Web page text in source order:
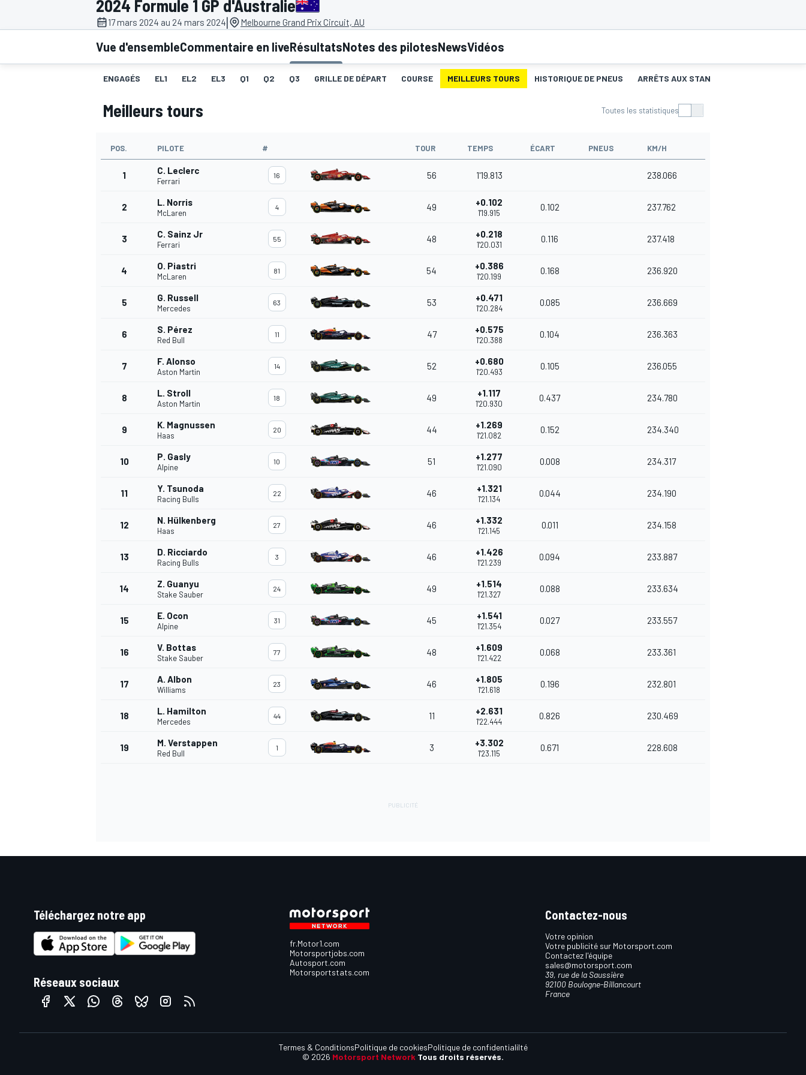
2024 Formule 1 GP d'Australie
17 mars 2024 au 24 mars 2024| Melbourne Grand Prix Circuit, AU
Vue d'ensembleCommentaire en liveRésultatsNotes des pilotesNewsVidéos
ENGAGÉS EL1 EL2 EL3 Q1 Q2 Q3 GRILLE DE DÉPART COURSE MEILLEURS TOURS HISTORIQUE DE PNEUS ARRÊTS AUX STANDS
Meilleurs tours Toutes les statistiques
POS. PILOTE # TOUR TEMPS ÉCART PNEUS KM/H
1 C. Leclerc
Ferrari
16 56 1'19.813 238.066
2 L. Norris
McLaren
4 49 +0.102
1'19.915
0.102 237.762
3 C. Sainz Jr
Ferrari
55 48 +0.218
1'20.031
0.116 237.418
4 O. Piastri
McLaren
81 54 +0.386
1'20.199
0.168 236.920
5 G. Russell
Mercedes
63 53 +0.471
1'20.284
0.085 236.669
6 S. Pérez
Red Bull
11 47 +0.575
1'20.388
0.104 236.363
7 F. Alonso
Aston Martin
14 52 +0.680
1'20.493
0.105 236.055
8 L. Stroll
Aston Martin
18 49 +1.117
1'20.930
0.437 234.780
9 K. Magnussen
Haas
20 44 +1.269
1'21.082
0.152 234.340
10 P. Gasly
Alpine
10 51 +1.277
1'21.090
0.008 234.317
11 Y. Tsunoda
Racing Bulls
22 46 +1.321
1'21.134
0.044 234.190
12 N. Hülkenberg
Haas
27 46 +1.332
1'21.145
0.011 234.158
13 D. Ricciardo
Racing Bulls
3 46 +1.426
1'21.239
0.094 233.887
14 Z. Guanyu
Stake Sauber
24 49 +1.514
1'21.327
0.088 233.634
15 E. Ocon
Alpine
31 45 +1.541
1'21.354
0.027 233.557
16 V. Bottas
Stake Sauber
77 48 +1.609
1'21.422
0.068 233.361
17 A. Albon
Williams
23 46 +1.805
1'21.618
0.196 232.801
18 L. Hamilton
Mercedes
44 11 +2.631
1'22.444
0.826 230.469
19 M. Verstappen
Red Bull
1 3 +3.302
1'23.115
0.671 228.608
Téléchargez notre app
Réseaux sociaux
fr.Motor1.com
Motorsportjobs.com
Autosport.com
Motorsportstats.com
Contactez-nous
Votre opinion
Votre publicité sur Motorsport.com
Contactez l'équipe
sales@motorsport.com
39, rue de la Saussière
92100 Boulogne-Billancourt
France
© 2026 Motorsport Network Tous droits réservés.
Termes & ConditionsPolitique de cookiesPolitique de confidentialilté